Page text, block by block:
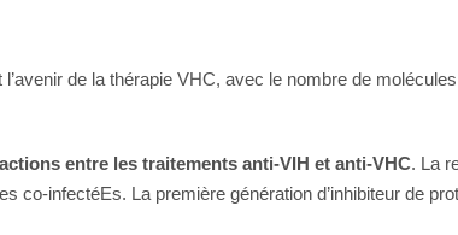
de la thérapie VHC, avec le nombre de
entre les traitements anti-VIH et anti-VHC. La
infectéEs. La première génération d’inhibiteur de